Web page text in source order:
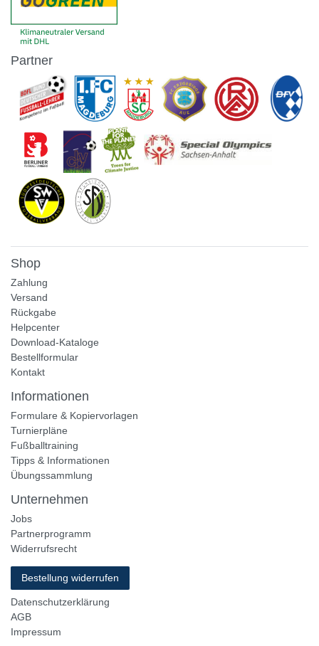
Partner
Shop
Zahlung
Versand
Rückgabe
Helpcenter
Download-Kataloge
Bestellformular
Kontakt
Informationen
Formulare & Kopiervorlagen
Turnierpläne
Fußballtraining
Tipps & Informationen
Übungssammlung
Unternehmen
Jobs
Partnerprogramm
Widerrufsrecht
Bestellung widerrufen
Datenschutzerklärung
AGB
Impressum